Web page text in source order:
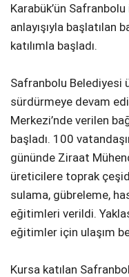
Karabük’ün
anlayışıyla başlatılan
katılımla başladı.
Safranbolu Belediyesi
sürdürmeye devam
Merkezi’nde verilen
başladı. 100
gününde Ziraat
üreticilere toprak
sulama, gübreleme,
eğitimleri verildi.
eğitimler için ulaşım
Kursa katılan